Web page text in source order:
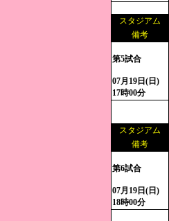
スタジアム
備考
第5試合
07月19日(日)
17時00分
スタジアム
備考
第6試合
07月19日(日)
18時00分